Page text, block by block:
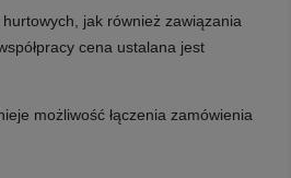
jak również zawiązania
cena ustalana jest
możliwość łączenia zamówienia